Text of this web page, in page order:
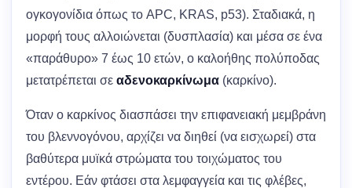
ογκογονίδια όπως το APC, KRAS, p53). Σταδιακά, η
μορφή τους αλλοιώνεται (δυσπλασία) και μέσα σε ένα
«παράθυρο» 7 έως 10 ετών, ο καλοήθης πολύποδας
μετατρέπεται σε αδενοκαρκίνωμα (καρκίνο).
Όταν ο καρκίνος διασπάσει την επιφανειακή μεμβράνη
του βλεννογόνου, αρχίζει να διηθεί (να εισχωρεί) στα
βαθύτερα μυϊκά στρώματα του τοιχώματος του
εντέρου. Εάν φτάσει στα λεμφαγγεία και τις φλέβες,